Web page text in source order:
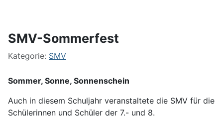
SMV-Sommerfest
Kategorie: SMV
Sommer, Sonne, Sonnenschein
Auch in diesem Schuljahr veranstaltete die SMV für die
Schülerinnen und Schüler der 7.- und 8.